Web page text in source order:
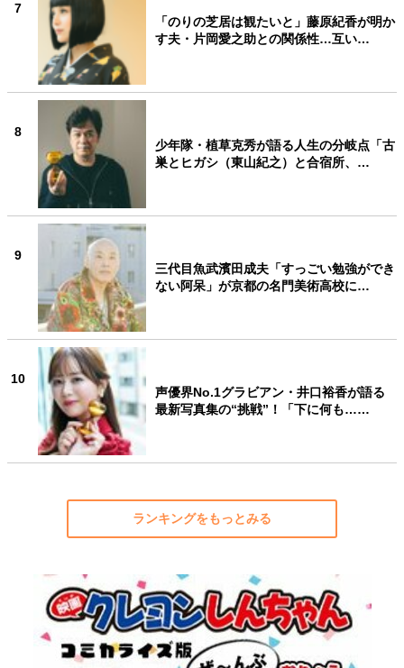
7
「のりの芝居は観たいと」藤原紀香が明か
す夫・片岡愛之助との関係性…互い…
8
少年隊・植草克秀が語る人生の分岐点「古
巣とヒガシ（東山紀之）と合宿所、…
9
三代目魚武濱田成夫「すっごい勉強ができ
ない阿呆」が京都の名門美術高校に…
10
声優界No.1グラビアン・井口裕香が語る
最新写真集の“挑戦”！「下に何も……
ランキングをもっとみる